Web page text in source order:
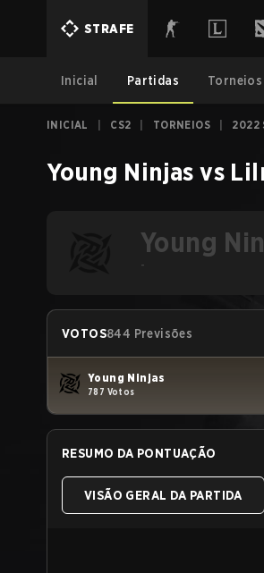
STRAFE
Inicial Partidas Torneios
INICIAL CS2 TORNEIOS 2022
Young Ninjas vs
Young
-
VOTOS844 Previsões
Young Ninjas
787 Votos
RESUMO DA PONTUAÇÃO
VISÃO GERAL DA PARTIDA